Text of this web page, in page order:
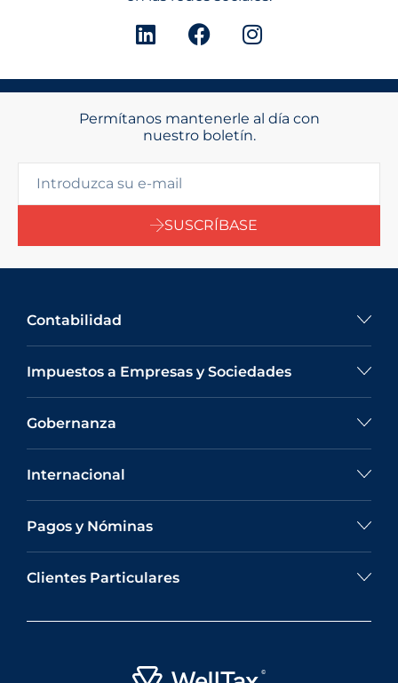
Permítanos mantenerle al día con
nuestro boletín.
SUSCRÍBASE
Contabilidad
Impuestos a Empresas y Sociedades
Gobernanza
Internacional
Pagos y Nóminas
Clientes Particulares